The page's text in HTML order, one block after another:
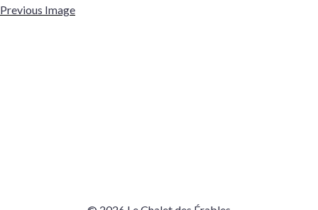
Previous Image